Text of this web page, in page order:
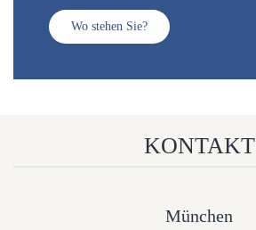
Wo stehen Sie?
KONTAKT
München